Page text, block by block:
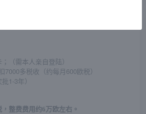
（需本人亲自登陆）
7000多税收（约每月600欧税）
1-3年）
整费费用约6万欧左右。